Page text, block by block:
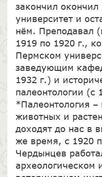
закончил окончил
университет и
нём. Преподавал
1919 по 1920 г.,
Пермском
заведующим
1932 г.) и
палеонтологии (с
*Палеонтология
животных и
доходят до нас в
же время, с 1920
Чердынцев
археологическом